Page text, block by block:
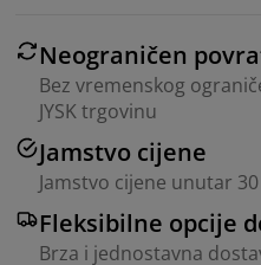
Neograničen
Bez vremenskog
JYSK trgovinu
Jamstvo cijene
Jamstvo cijene unutar
Fleksibilne opcije
Brza i jednostavna